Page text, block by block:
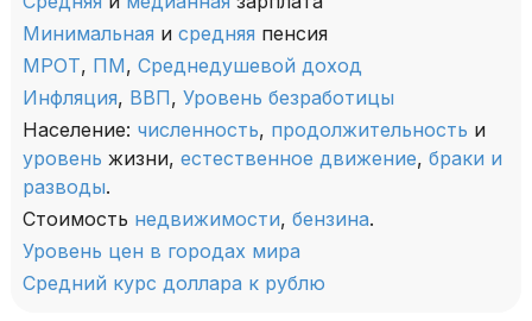
Минимальная и средняя пенсия
МРОТ, ПМ, Среднедушевой доход
Инфляция, ВВП, Уровень безработицы
Население: численность, продолжительность и
уровень жизни, естественное движение, браки и
разводы.
Стоимость недвижимости, бензина.
Уровень цен в городах мира
Средний курс доллара к рублю